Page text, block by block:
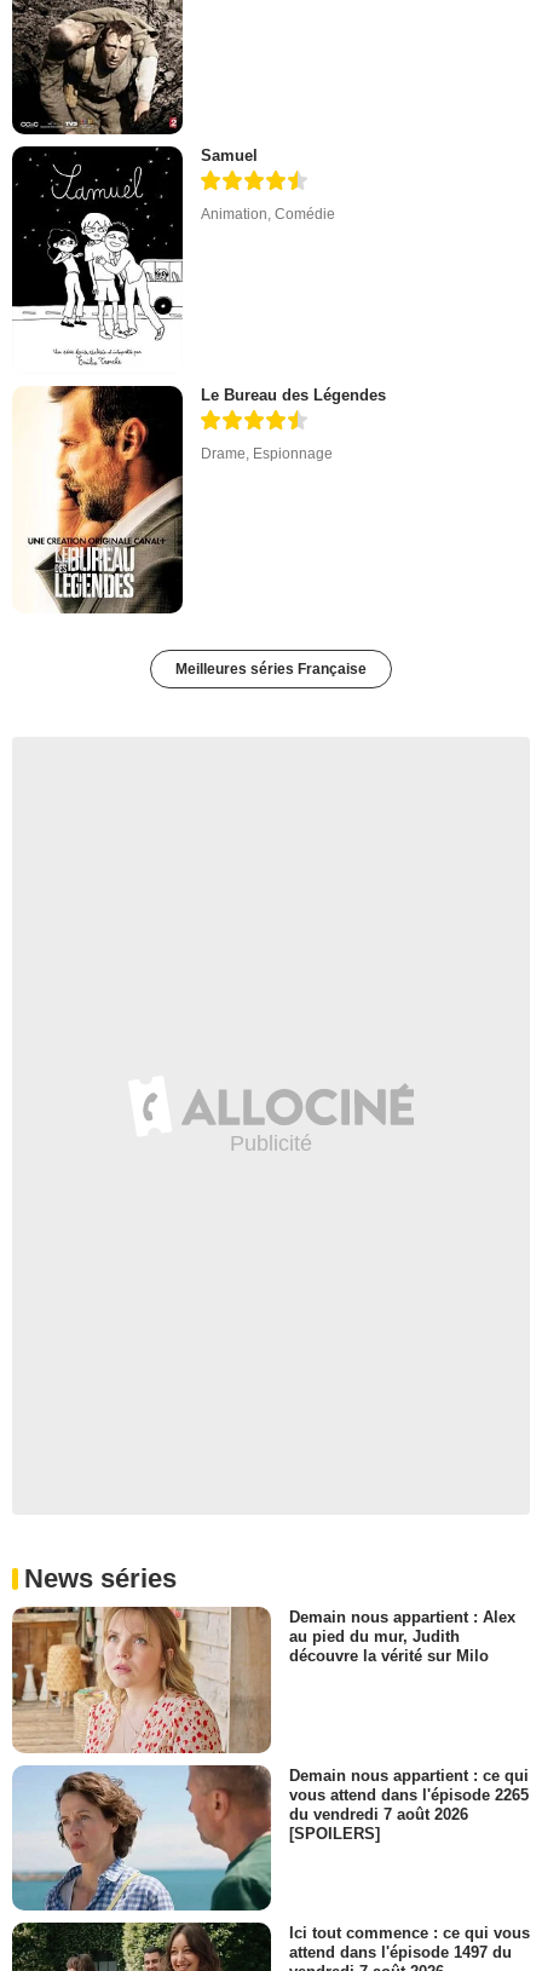
Samuel
Animation ,Comédie
Le Bureau des Légendes
Drame, Espionnage
Meilleures séries Française
News séries
Demain nous appartient : Alex
au pied du mur, Judith
découvre la vérité sur Milo
Demain nous appartient : ce qui
vous attend dans l'épisode 2265
du vendredi 7 août 2026
[SPOILERS]
Ici tout commence : ce qui vous
attend dans l'épisode 1497 du